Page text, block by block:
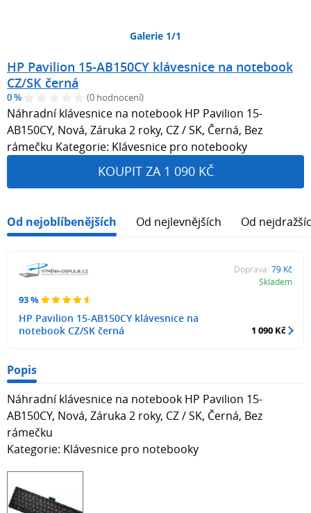
Galerie 1/1
HP Pavilion 15-AB150CY klávesnice na notebook
CZ/SK černá
0 % (0 hodnocení)
Náhradní klávesnice na notebook HP Pavilion 15-
AB150CY, Nová, Záruka 2 roky, CZ / SK, Černá, Bez
rámečku Kategorie: Klávesnice pro notebooky
KOUPIT ZA 1 090 KČ
Od nejoblíbenějších Od nejlevnějších Od
93 %
HP Pavilion 15-AB150CY klávesnice na
notebook CZ/SK černá
Doprava: 79 Kč
Skladem
1 090 Kč
Popis
Náhradní klávesnice na notebook HP Pavilion 15-
AB150CY, Nová, Záruka 2 roky, CZ / SK, Černá, Bez
rámečku
Kategorie: Klávesnice pro notebooky